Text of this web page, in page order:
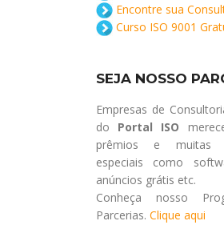
Encontre sua
Curso ISO 9001
SEJA NOSSO
Empresas de
do Portal ISO
prêmios e muitas
especiais como
anúncios grátis etc.
Conheça nosso
Parcerias. Clique aqui